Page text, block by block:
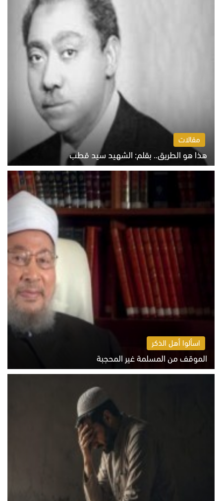
مقالات
هذا هو الطريق.. بقلم: الشهيد سيد قطب
الخميس 6 أغسطس 2026 10:52 ص
اسألوا أهل الذكر
الموقف من المسلمة غير المحجبة
الخميس 6 أغسطس 2026 10:45 ص